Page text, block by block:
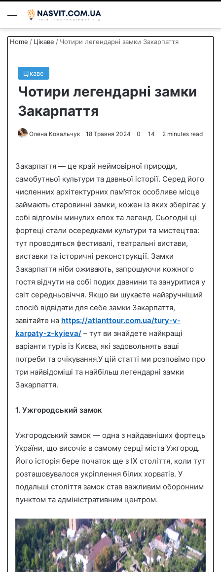
Menu
Home / Цікаве / Чотири легендарні замки Закарпаття
Цікаве
Чотири легендарні замки
Закарпаття
Олена Ковальчук
d
a
n
e
m
a
i
18 Травня 2024 0 14 2 minutes read
Закарпаття — це край неймовірної природи,
самобутньої культури та давньої історії. Серед його
численних архітектурних пам’яток особливе місце
займають старовинні замки, кожен із яких зберігає у
собі відгомін минулих епох та легенд. Сьогодні ці
фортеці стали осередками культури та мистецтва:
тут проводяться фестивалі, театральні вистави,
виставки та історичні реконструкції. Замки
Закарпаття ніби оживають, запрошуючи кожного
гостя відчути на собі подих давнини та зануритися у
світ середньовіччя. Якщо ви шукаєте найзручніший
спосіб відвідати для себе замки Закарпаття,
завітайте на https://atlanttour.com.ua/tury-v-
karpaty-z-kyieva/ – тут ви знайдете найкращі
варіанти турів із Києва, які задовольнять ваші
потреби та очікування.У цій статті ми розповімо про
три найвідоміші та найбільш легендарні замки
Закарпаття.
1. Ужгородський замок
Ужгородський замок — одна з найдавніших фортець
України, що височіє в самому серці міста Ужгород.
Його історія бере початок ще з IX століття, коли тут
розташовувалося укріплення білих хорватів. У
подальші століття замок став важливим оборонним
пунктом та адміністративним центром.